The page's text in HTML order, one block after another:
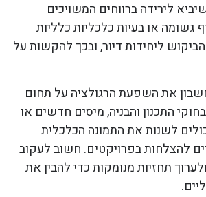
לירידה ברווחים המשויכים
גשומה או בעיות כלכליות כלליות
ליחידות דיור, ובכך להקשות על
את השפעת הרגולציה על תחום
התכנון והבניה, מיסים חדשים או
לשנות את התמונה הכלכלית
להצלחות בפרויקטים. חשוב לעקוב
תחזיות מנומקות כדי להבין את